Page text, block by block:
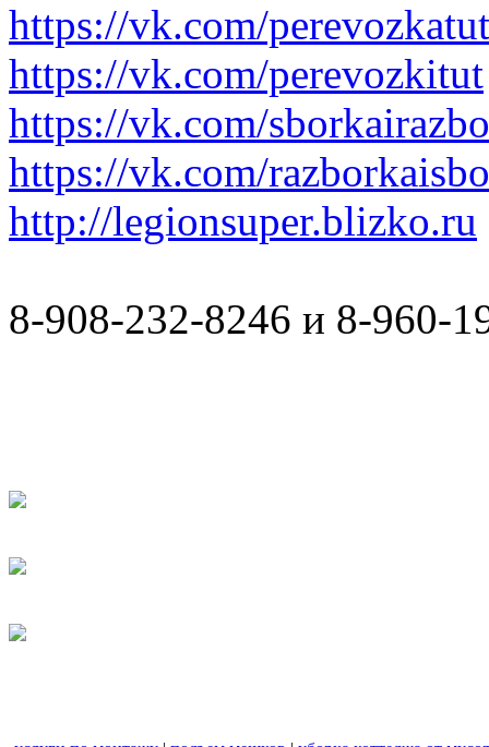
https://vk.com/perevozkatut
https://vk.com/perevozkitut
https://vk.com/
https://vk.com/
http://legionsuper.blizko.ru
8-908-232-8246 и 8-960-